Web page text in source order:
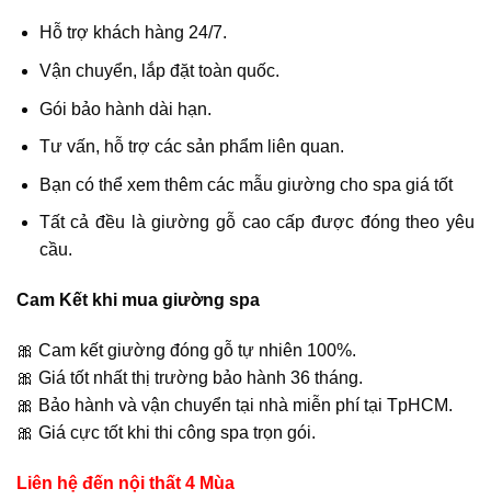
Hỗ trợ khách hàng 24/7.
Vận chuyển, lắp đặt toàn quốc.
Gói bảo hành dài hạn.
Tư vấn, hỗ trợ các sản phẩm liên quan.
Bạn có thể xem thêm các mẫu giường cho spa giá tốt
Tất cả đều là giường gỗ cao cấp được đóng theo yêu
cầu.
Cam Kết khi mua giường spa
🎀 Cam kết giường đóng gỗ tự nhiên 100%.
🎀 Giá tốt nhất thị trường bảo hành 36 tháng.
🎀 Bảo hành và vận chuyển tại nhà miễn phí tại TpHCM.
🎀 Giá cực tốt khi thi công spa trọn gói.
Liên hệ đến nội thất 4 Mùa